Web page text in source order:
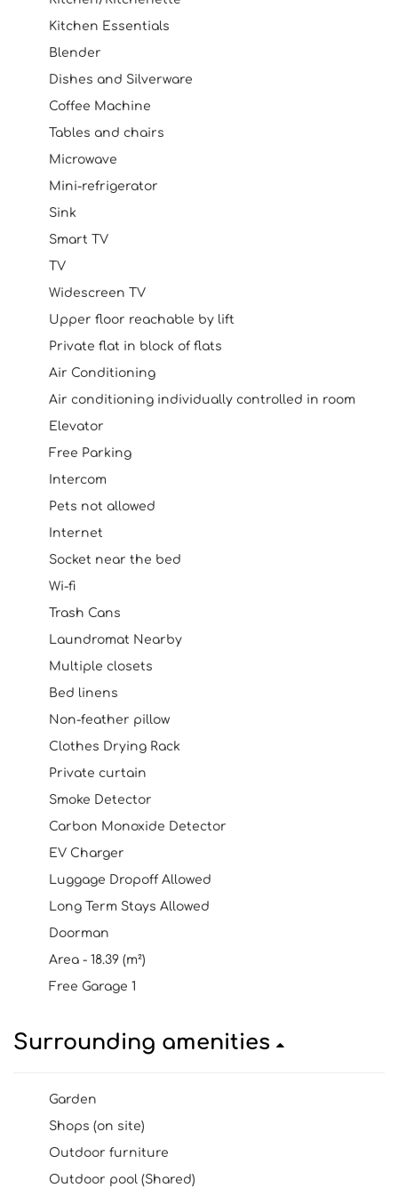
Kitchen Essentials
Blender
Dishes and Silverware
Coffee Machine
Tables and chairs
Microwave
Mini-refrigerator
Sink
Smart TV
TV
Widescreen TV
Upper floor reachable by lift
Private flat in block of flats
Air Conditioning
Air conditioning individually controlled in room
Elevator
Free Parking
Intercom
Pets not allowed
Internet
Socket near the bed
Wi-fi
Trash Cans
Laundromat Nearby
Multiple closets
Bed linens
Non-feather pillow
Clothes Drying Rack
Private curtain
Smoke Detector
Carbon Monoxide Detector
EV Charger
Luggage Dropoff Allowed
Long Term Stays Allowed
Doorman
Area - 18.39 (m²)
Free Garage 1
Surrounding amenities
Garden
Shops (on site)
Outdoor furniture
Outdoor pool (Shared)